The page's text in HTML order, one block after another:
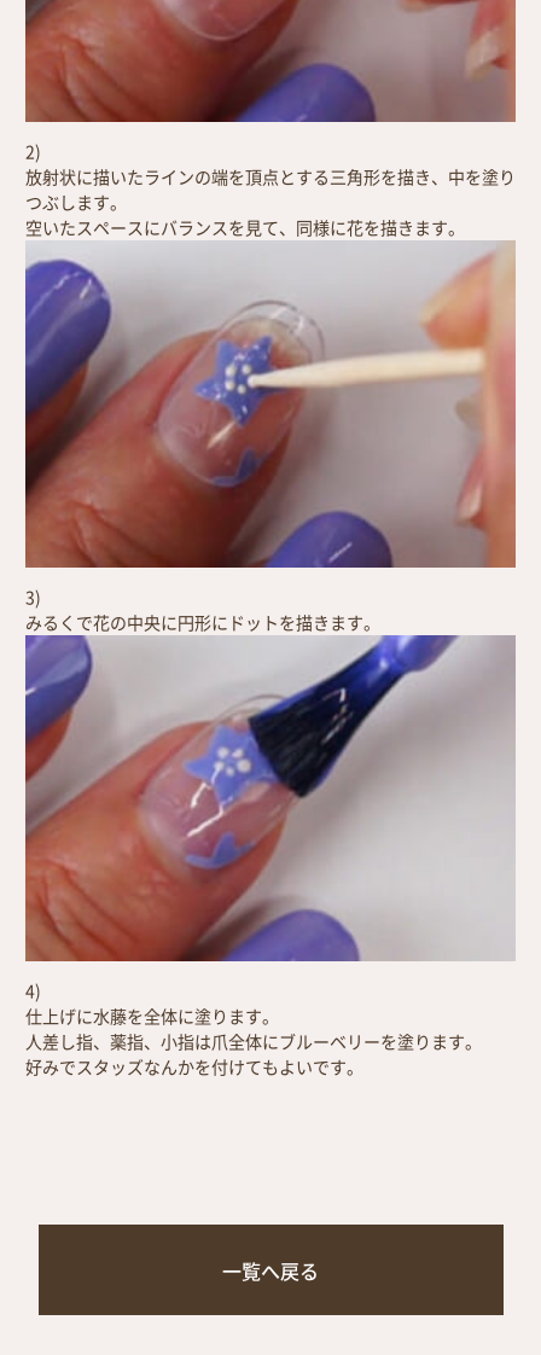
2)
放射状に描いたラインの端を頂点とする三角形を描き、中を塗り
つぶします。
空いたスペースにバランスを見て、同様に花を描きます。
3)
みるくで花の中央に円形にドットを描きます。
4)
仕上げに水藤を全体に塗ります。
人差し指、薬指、小指は爪全体にブルーベリーを塗ります。
好みでスタッズなんかを付けてもよいです。
一覧へ戻る